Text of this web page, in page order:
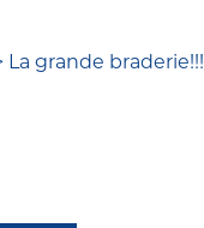
La grande braderie!!!